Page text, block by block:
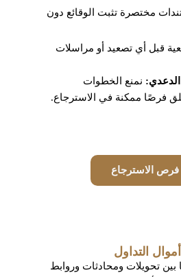
مختصرة تثبت الوقائع دون
قبل أي تصعيد أو مراسلات
نمنع الخطوات
فرصًا ممكنة في الاسترجاع.
فرص الاسترجاع
التداول
بين تحويلات ومحادثات وروابط